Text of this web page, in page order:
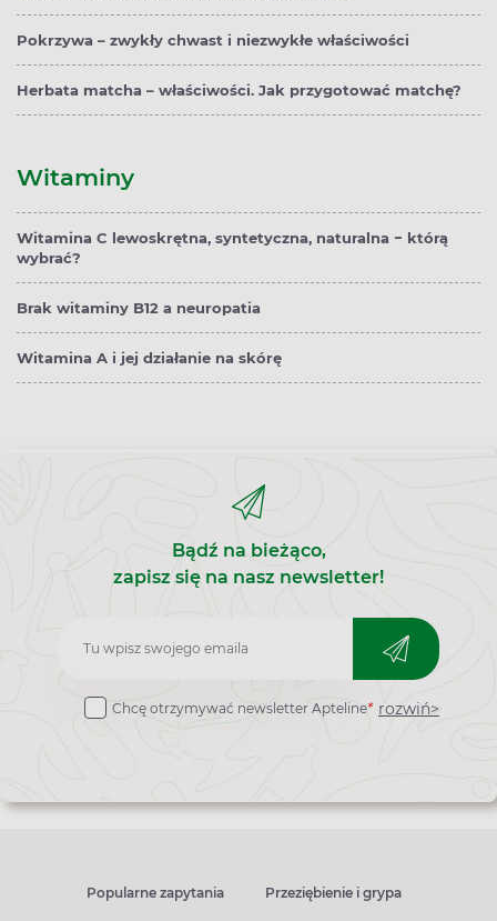
Pokrzywa – zwykły chwast i niezwykłe właściwości
Herbata matcha – właściwości. Jak przygotować matchę?
Witaminy
Witamina C lewoskrętna, syntetyczna, naturalna − którą
wybrać?
Brak witaminy B12 a neuropatia
Witamina A i jej działanie na skórę
Bądź na bieżąco,
zapisz się na nasz newsletter!
Zapisz
Chcę otrzymywać newsletter Apteline* rozwiń>
Popularne zapytania Przeziębienie i grypa